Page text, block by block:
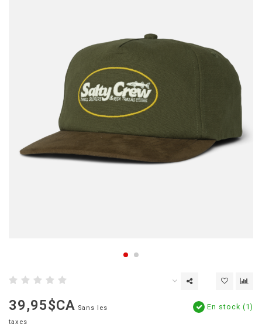
39,95$CA Sans les
taxes
En stock (1)